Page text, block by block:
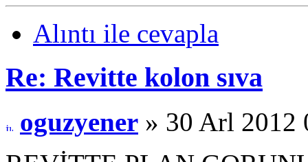
Alıntı ile cevapla
Re: Revitte kolon sıva
oguzyener » 30 Arl 2012